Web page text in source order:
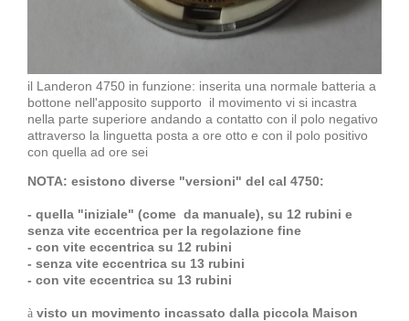
il Landeron 4750 in funzione: inserita una normale batteria a
bottone nell'apposito supporto il movimento vi si incastra
nella parte superiore andando a contatto con il polo negativo
attraverso la linguetta posta a ore otto e con il polo positivo
con quella ad ore sei
NOTA: esistono diverse "versioni" del cal 4750:
- quella "iniziale" (come da manuale), su 12 rubini e
senza vite eccentrica per la regolazione fine
- con vite eccentrica su 12 rubini
- senza vite eccentrica su 13 rubini
- con vite eccentrica su 13 rubini
à visto un movimento incassato dalla piccola Maison